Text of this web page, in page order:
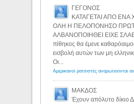
ΓΕΓΟΝΟΣ
ΚΑΤΑΓΕΤΑΙ ΑΠΟ ΕΝΑ
ΟΛΗ Η ΠΕΛΟΠΟΝΗΣΟ
ΑΛΒΑΝΟΠΟΙΗΘΕΙ ΕΙΧΕ
πίθηκος θα έμενε
εισβολή αυτών των μη
Οι...
ΜΑΚΔΟΣ
Έχουν απόλυτο